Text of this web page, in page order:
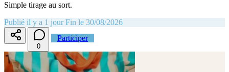
Simple tirage au sort.
Publié il y a 1 jour Fin le 30/08/2026
0
Participer